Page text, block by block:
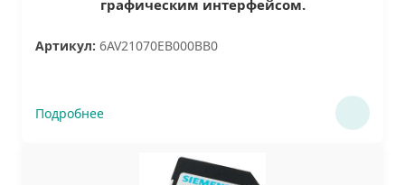
графическим интерфейсом.
Артикул: 6AV21070EB000BB0
Подробнее